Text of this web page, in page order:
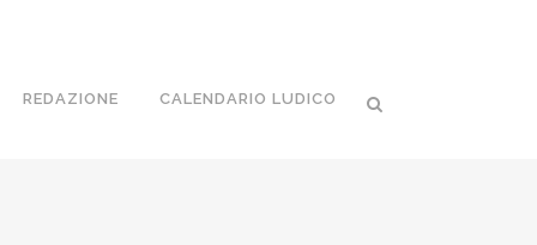
REDAZIONE CALENDARIO LUDICO